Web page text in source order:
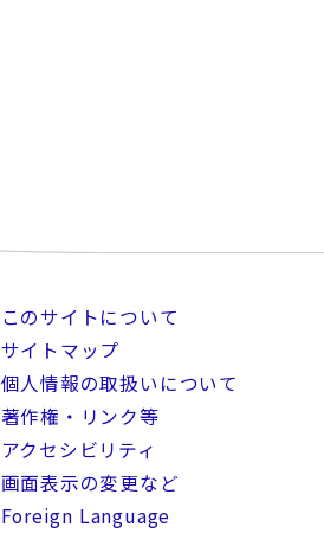
このサイトについて
サイトマップ
個人情報の取扱いについて
著作権・リンク等
アクセシビリティ
画面表示の変更など
Foreign Language